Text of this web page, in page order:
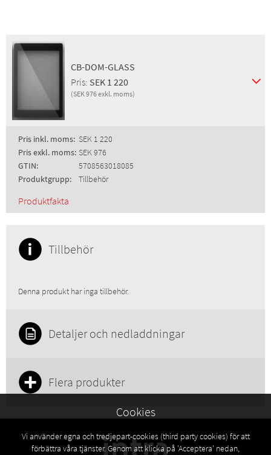
CB-DOM-GLASS
Pris: SEK 1 220
(SEK 976 exkl. moms)
Pris inkl. moms: SEK 1 220
Pris exkl. moms: SEK 976
GTIN:
5708563018085
Produktgrupp:
Tillbehör
Produktfakta
Tillbehör
Denna produkt har inga tillbehör.
Detaljer och nedladdningar
Flera produkter
Cookies
Vi använder egna och tredjepart-cookies (third party cookies) för att
förbättra våra tjänster. Genom att klicka på 'Acceptera' nedan,